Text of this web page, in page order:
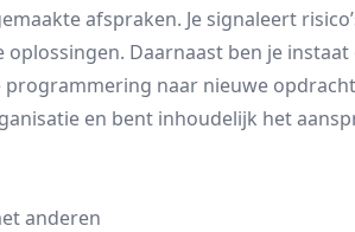
afspraken. Je signaleert
oplossingen. Daarnaast ben je
programmering naar nieuwe
en bent inhoudelijk het
anderen